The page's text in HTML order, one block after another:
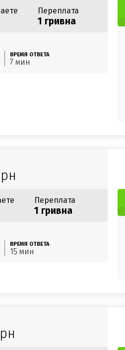
Переплата
1 гривна
ВРЕМЯ ОТВЕТА
7 мин
Переплата
1 гривна
ВРЕМЯ ОТВЕТА
15 мин